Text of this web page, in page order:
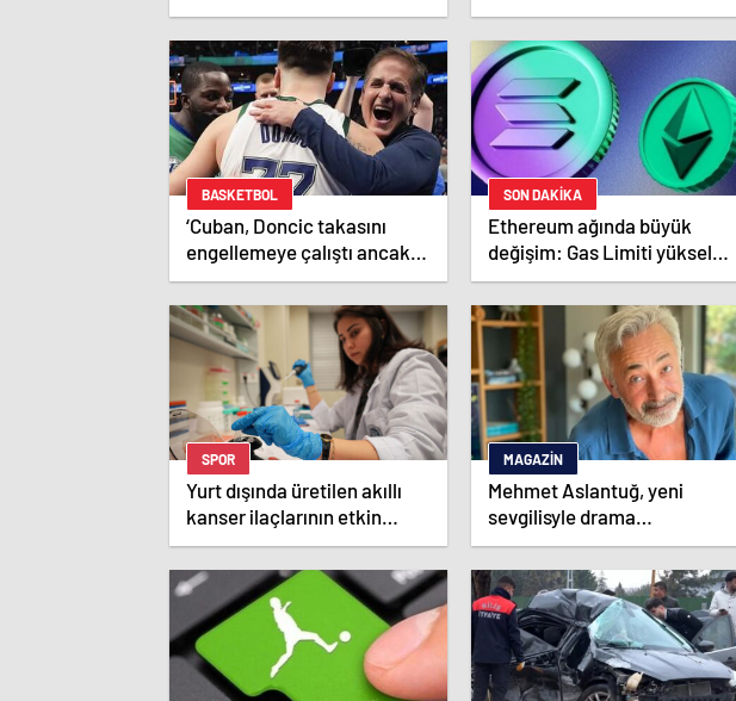
gülerek izledi
BASKETBOL
‘Cuban, Doncic takasını
engellemeye çalıştı ancak
geç kaldı’ iddiası! NBA
Haberleri
SON DAKİKA
Ethereum ağında büyük
değişim: Gas Limiti yükseldi,
işlem ücretleri düşebilir mi?
SPOR
Yurt dışında üretilen akıllı
kanser ilaçlarının etkin
maddesi yerli imkanlarla
geliştirildi | Sağlık Haberleri
MAGAZIN
Mehmet Aslantuğ, yeni
sevgilisyle drama
çalışmalarında tanıştı –
Magazin haberleri